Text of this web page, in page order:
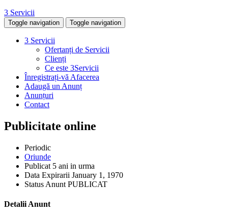
3 Servicii
Toggle navigation Toggle navigation
3 Servicii
Ofertanți de Servicii
Clienți
Ce este 3Servicii
Înregistrați-vă Afacerea
Adaugă un Anunț
Anunțuri
Contact
Publicitate online
Periodic
Oriunde
Publicat 5 ani in urma
Data Expirarii January 1, 1970
Status Anunt PUBLICAT
Detalii Anunt